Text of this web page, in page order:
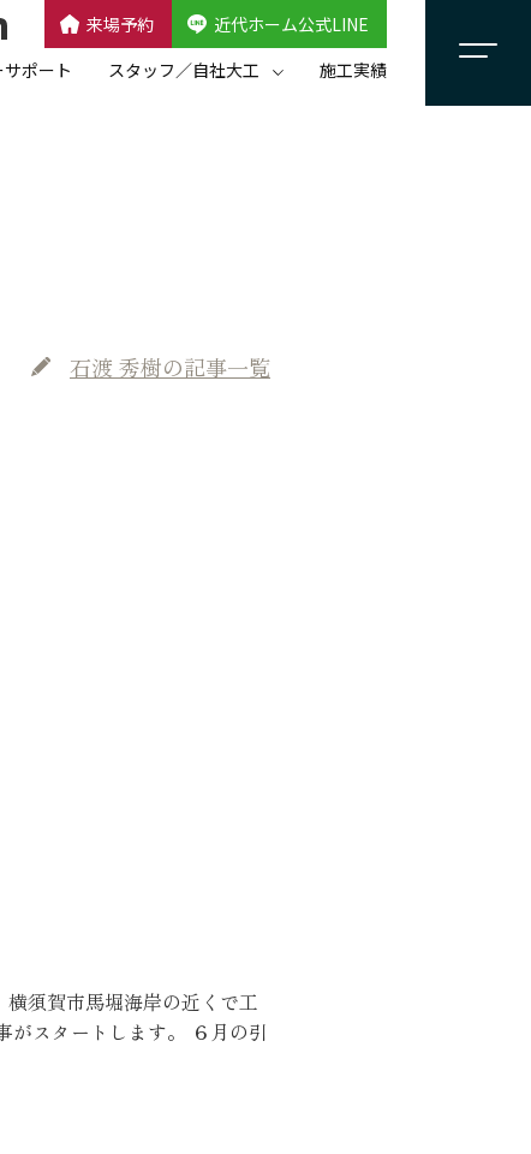
来場予約
近代ホーム公式LINE
ポート スタッフ／自社大工 施工実績
近代ホーム公式LINE
CLOSE×
サポート
ルジュ
ト
石渡 秀樹の記事一覧
横須賀市馬堀海岸の近くで工
がスタートします。 ６月の引